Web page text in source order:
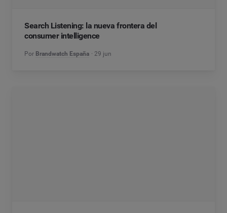
Search Listening: la nueva frontera del
consumer intelligence
Por Brandwatch España 29 jun